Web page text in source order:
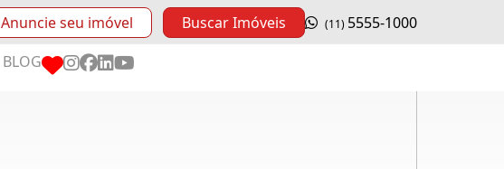
Anuncie seu imóvel Buscar Imóveis (11) 5555-1000
BLOG